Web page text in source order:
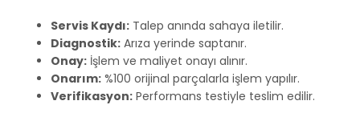
Servis Kaydı: Talep anında sahaya iletilir.
Diagnostik: Arıza yerinde saptanır.
Onay: İşlem ve maliyet onayı alınır.
Onarım: %100 orijinal parçalarla işlem yapılır.
Verifikasyon: Performans testiyle teslim edilir.